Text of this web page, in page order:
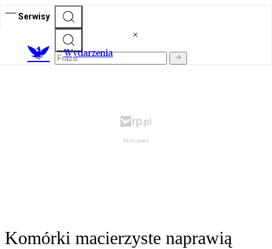
Serwisy
Wydarzenia
Komórki macierzyste naprawią